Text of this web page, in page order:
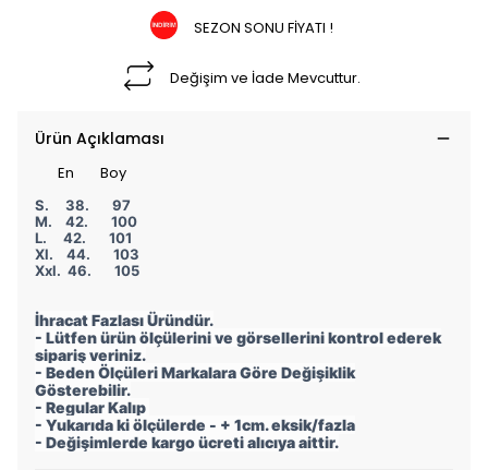
SEZON SONU FİYATI !
Değişim ve İade Mevcuttur.
Ürün Açıklaması
En Boy
S. 38. 97
M. 42. 100
L. 42. 101
Xl. 44. 103
Xxl. 46. 105
İhracat Fazlası Üründür.
- Lütfen ürün ölçülerini ve görsellerini kontrol ederek
sipariş veriniz.
- Beden Ölçüleri Markalara Göre Değişiklik
Gösterebilir.
- Regular Kalıp
- Yukarıda ki ölçülerde - + 1cm. eksik/fazla
- Değişimlerde kargo ücreti alıcıya aittir.